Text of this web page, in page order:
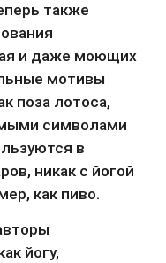
также
и даже моющих
мотивы
поза лотоса,
символами
в
никак с йогой
как пиво.
йогу,